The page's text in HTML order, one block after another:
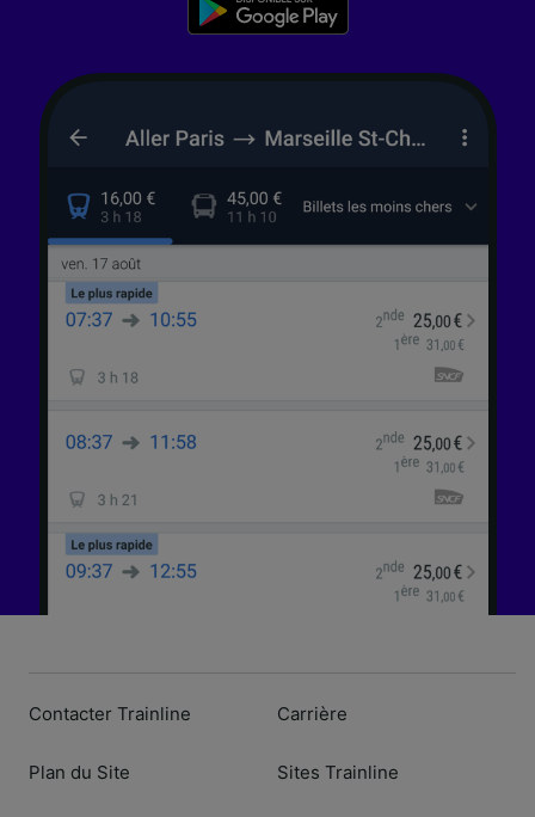
Contacter Trainline
Plan du Site
Carrière
Sites Trainline